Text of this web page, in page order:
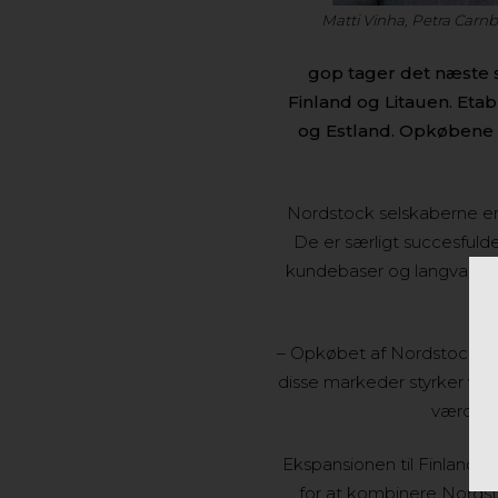
Matti Vinha, Petra
gop tager det næste
Finland og Litauen.
og Estland.
Nordstock selskaberne
De er særligt
kundebaser og
– Opkøbet af Nordstock i
disse markeder styrker vi
værdi til
Ekspansionen til Finland
for at kombinere